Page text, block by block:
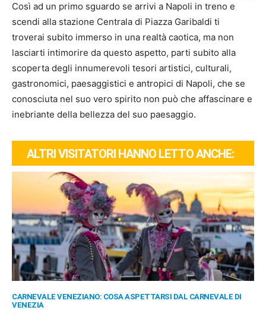
Così ad un primo sguardo se arrivi a Napoli in treno e
scendi alla stazione Centrala di Piazza Garibaldi ti
troverai subito immerso in una realtà caotica, ma non
lasciarti intimorire da questo aspetto, parti subito alla
scoperta degli innumerevoli tesori artistici, culturali,
gastronomici, paesaggistici e antropici di Napoli, che se
conosciuta nel suo vero spirito non può che affascinare e
inebriante della bellezza del suo paesaggio.
ALTRI VISITATORI HANNO LETTO ANCHE:
CARNEVALE VENEZIANO: COSA ASPETTARSI DAL CARNEVALE DI
VENEZIA